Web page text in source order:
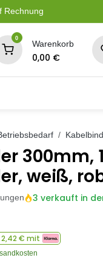
Rechnung
0
Warenkorb
0,00 €
300mm,
weiß,
3 verkauft in
2,42 € mit